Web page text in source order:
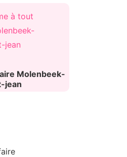
Molenbeek-
jean